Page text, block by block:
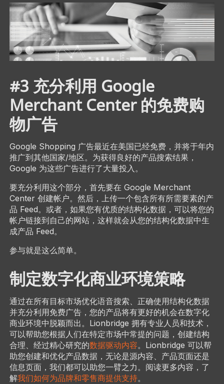
#3 充分利用 Google
Merchant Center 的免费购
物广告
Google Shopping 广告最近在美国已经免费，并将于年内
推广到其他国家/地区。为获得良好的产品搜索结果，
Google 为这些广告进行了大量投入。
要充分利用这个部分，首先要在 Google Merchant
Center 创建帐户。然后，上传一个包含所有所需要素的产
品 Feed。或者，如果您有优质的结构化数据，可以将您的
帐户链接到自己的网站，这样就会从您的结构化数据中生
成产品 Feed。
参与就是这么简单。
制定数字化商业环境策略
通过在所有目标市场优化语音搜索、正确使用结构化数据
并充分利用免费广告，您的产品将有更好的机会在数字化
商业环境中脱颖而出。Lionbridge 拥有专业人员和技术，
可以帮助您根据人们在特定市场中常提的问题，创建结构
合理、经过精心研究的数据驱动内容。Lionbridge 可以帮
助您创建和优化产品数据，无论是源内容、产品页面还是
信息页面，我们都可以助您一臂之力。阅读更多内容，了
解我们如何为品牌和零售商提供支持。